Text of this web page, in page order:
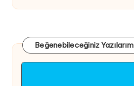
Beğenebileceğiniz Yazılarım